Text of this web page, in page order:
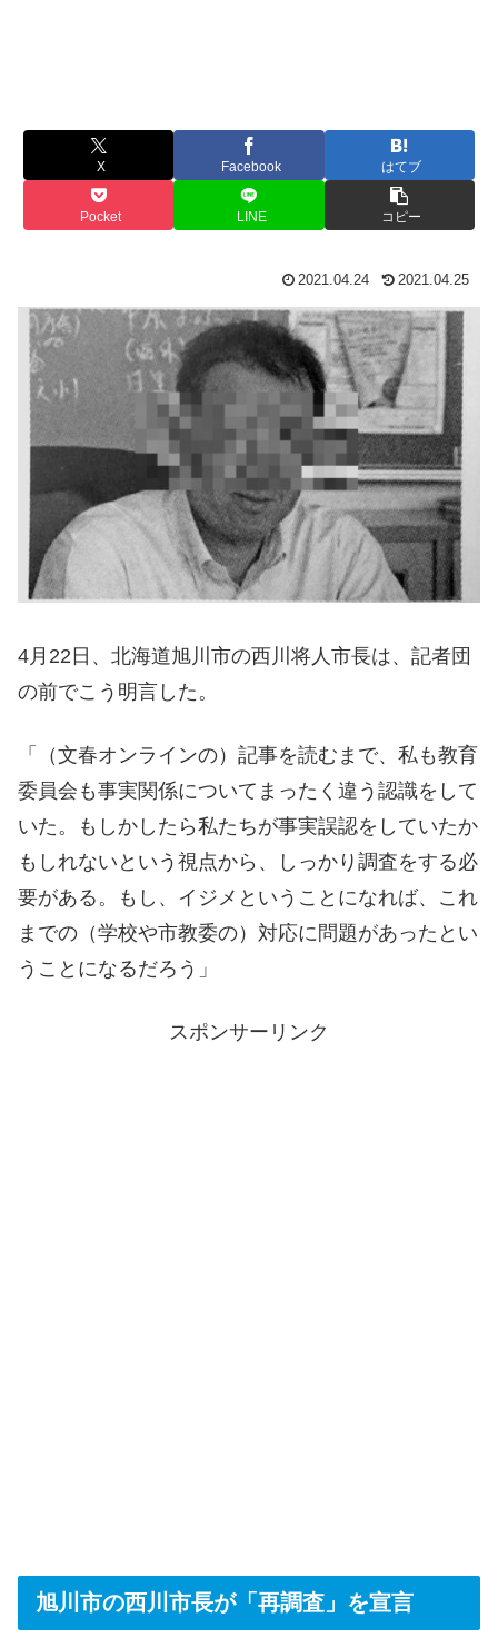
X Facebook はてブ
Pocket LINE コピー
2021.04.24 2021.04.25
4月22日、北海道旭川市の西川将人市長は、記者団
の前でこう明言した。
「（文春オンラインの）記事を読むまで、私も教育
委員会も事実関係についてまったく違う認識をして
いた。もしかしたら私たちが事実誤認をしていたか
もしれないという視点から、しっかり調査をする必
要がある。もし、イジメということになれば、これ
までの（学校や市教委の）対応に問題があったとい
うことになるだろう」
スポンサーリンク
旭川市の西川市長が「再調査」を宣言